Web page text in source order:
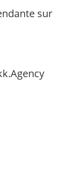
sur